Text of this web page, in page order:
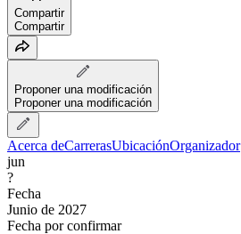
Compartir
Compartir
Proponer una modificación
Proponer una modificación
Acerca deCarrerasUbicaciónOrganizador
jun
?
Fecha
Junio de 2027
Fecha por confirmar